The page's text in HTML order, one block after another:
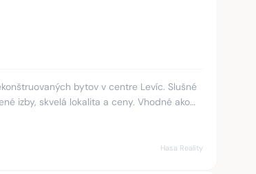
bytov v centre Levíc. Slušné
izby, skvelá lokalita a ceny. Vhodné ako
Hasa Reality